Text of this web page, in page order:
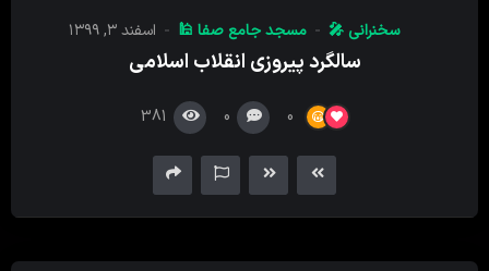
سخنرانی 🎤 مسجد جامع صفا 🕌 اسفند ۳, ۱۳۹۹
سالگرد پیروزی انقلاب اسلامی
0
0
381